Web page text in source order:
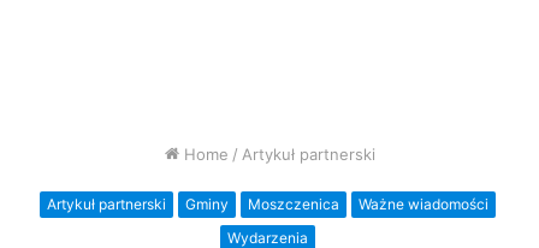
Home / Artykuł partnerski
Artykuł partnerski Gminy Moszczenica
Ważne wiadomości
Wydarzenia